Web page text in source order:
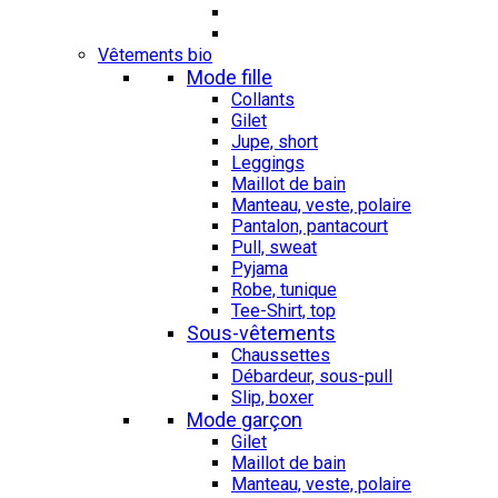
Vêtements bio
Mode fille
Collants
Gilet
Jupe, short
Leggings
Maillot de bain
Manteau, veste, polaire
Pantalon, pantacourt
Pull, sweat
Pyjama
Robe, tunique
Tee-Shirt, top
Sous-vêtements
Chaussettes
Débardeur, sous-pull
Slip, boxer
Mode garçon
Gilet
Maillot de bain
Manteau, veste, polaire